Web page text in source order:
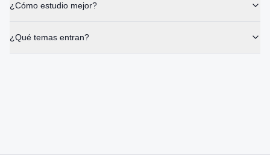
¿Cómo estudio mejor?
¿Qué temas entran?